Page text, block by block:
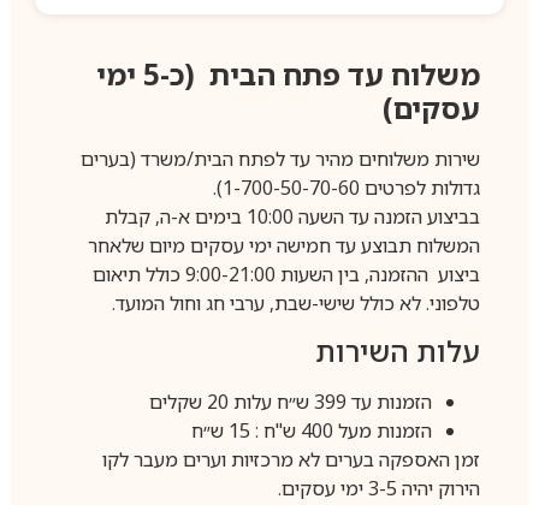
משלוח עד פתח הבית (כ-5 ימי
עסקים)
שירות משלוחים מהיר עד לפתח הבית/משרד (בערים
גדולות לפרטים 1-700-50-70-60).
בביצוע הזמנה עד השעה 10:00 בימים א-ה, קבלת
המשלוח תבוצע עד חמישה ימי עסקים מיום שלאחר
ביצוע ההזמנה, בין השעות 9:00-21:00 כולל תיאום
טלפוני. לא כולל שישי-שבת, ערבי חג וחול המועד.
עלות השירות
הזמנות עד 399 ש״ח עלות 20 שקלים
הזמנות מעל 400 ש"ח : 15 ש״ח
זמן האספקה בערים לא מרכזיות וערים מעבר לקו
הירוק יהיה 3-5 ימי עסקים.